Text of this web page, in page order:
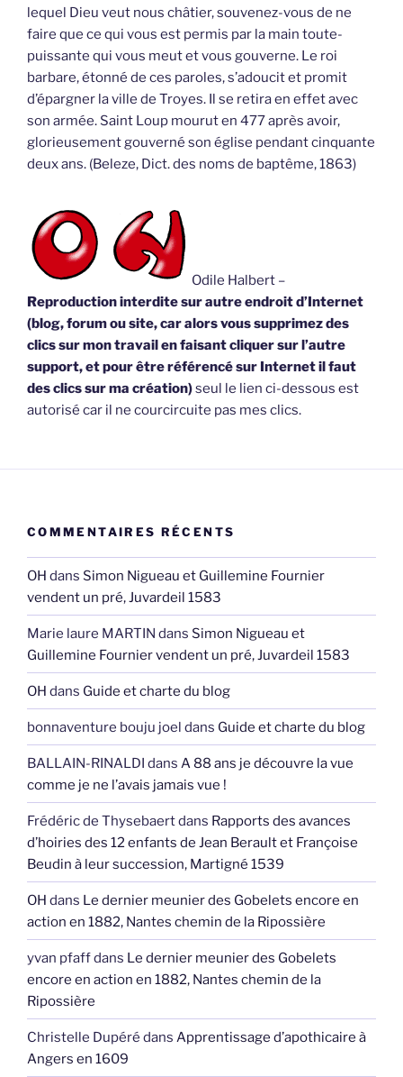
lequel Dieu veut nous châtier, souvenez-vous de ne
faire que ce qui vous est permis par la main toute-
puissante qui vous meut et vous gouverne. Le roi
barbare, étonné de ces paroles, s’adoucit et promit
d’épargner la ville de Troyes. Il se retira en effet avec
son armée. Saint Loup mourut en 477 après avoir,
glorieusement gouverné son église pendant cinquante
deux ans. (Beleze, Dict. des noms de baptême, 1863)
Odile Halbert –
Reproduction interdite sur autre endroit d’Internet
(blog, forum ou site, car alors vous supprimez des
clics sur mon travail en faisant cliquer sur l’autre
support, et pour être référencé sur Internet il faut
des clics sur ma création)seul le lien ci-dessous est
autorisé car il ne courcircuite pas mes clics.
COMMENTAIRES RÉCENTS
OH dans Simon Nigueau et Guillemine Fournier
vendent un pré, Juvardeil 1583
Marie laure MARTIN dans Simon Nigueau et
Guillemine Fournier vendent un pré, Juvardeil 1583
OH dans Guide et charte du blog
bonnaventure bouju joel dans Guide et charte du blog
BALLAIN-RINALDI dans A 88 ans je découvre la vue
comme je ne l’avais jamais vue !
Frédéric de Thysebaertdans Rapports des avances
d’hoiries des 12 enfants de Jean Berault et Françoise
Beudin à leur succession, Martigné 1539
OH dans Le dernier meunier des Gobelets encore en
action en 1882, Nantes chemin de la Ripossière
yvan pfaffdans Le dernier meunier des Gobelets
encore en action en 1882, Nantes chemin de la
Ripossière
Christelle Dupéré dans Apprentissage d’apothicaire à
Angers en 1609